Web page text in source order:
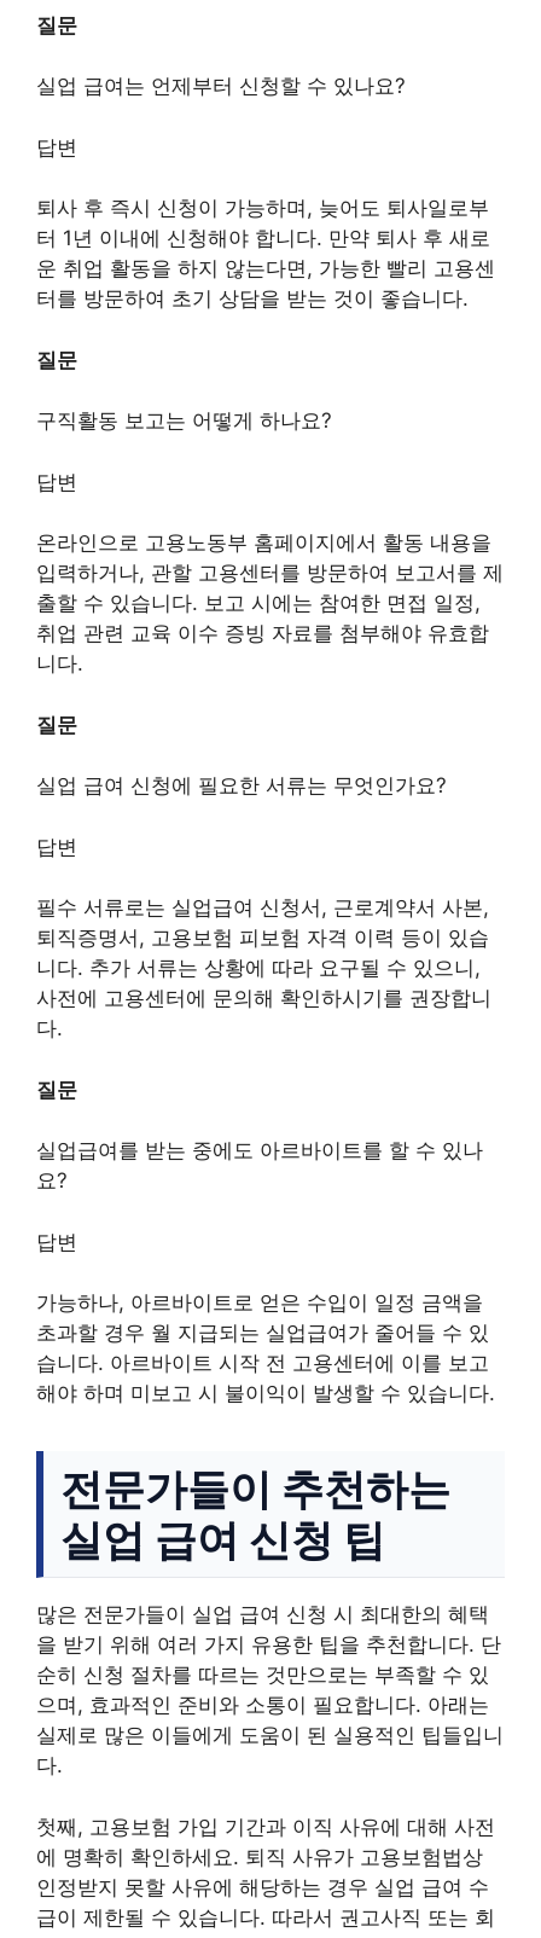
질문
실업 급여는 언제부터 신청할 수 있나요?
답변
퇴사 후 즉시 신청이 가능하며, 늦어도 퇴사일로부
터 1년 이내에 신청해야 합니다. 만약 퇴사 후 새로
운 취업 활동을 하지 않는다면, 가능한 빨리 고용센
터를 방문하여 초기 상담을 받는 것이 좋습니다.
질문
구직활동 보고는 어떻게 하나요?
답변
온라인으로 고용노동부 홈페이지에서 활동 내용을
입력하거나, 관할 고용센터를 방문하여 보고서를 제
출할 수 있습니다. 보고 시에는 참여한 면접 일정,
취업 관련 교육 이수 증빙 자료를 첨부해야 유효합
니다.
질문
실업 급여 신청에 필요한 서류는 무엇인가요?
답변
필수 서류로는 실업급여 신청서, 근로계약서 사본,
퇴직증명서, 고용보험 피보험 자격 이력 등이 있습
니다. 추가 서류는 상황에 따라 요구될 수 있으니,
사전에 고용센터에 문의해 확인하시기를 권장합니
다.
질문
실업급여를 받는 중에도 아르바이트를 할 수 있나
요?
답변
가능하나, 아르바이트로 얻은 수입이 일정 금액을
초과할 경우 월 지급되는 실업급여가 줄어들 수 있
습니다. 아르바이트 시작 전 고용센터에 이를 보고
해야 하며 미보고 시 불이익이 발생할 수 있습니다.
전문가들이 추천하는
실업 급여 신청 팁
많은 전문가들이 실업 급여 신청 시 최대한의 혜택
을 받기 위해 여러 가지 유용한 팁을 추천합니다. 단
순히 신청 절차를 따르는 것만으로는 부족할 수 있
으며, 효과적인 준비와 소통이 필요합니다. 아래는
실제로 많은 이들에게 도움이 된 실용적인 팁들입니
다.
첫째, 고용보험 가입 기간과 이직 사유에 대해 사전
에 명확히 확인하세요. 퇴직 사유가 고용보험법상
인정받지 못할 사유에 해당하는 경우 실업 급여 수
급이 제한될 수 있습니다. 따라서 권고사직 또는 회